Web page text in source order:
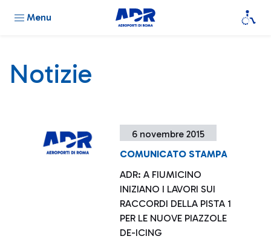
Menu
Notizie
6 novembre 2015
COMUNICATO STAMPA
ADR: A FIUMICINO
INIZIANO I LAVORI SUI
RACCORDI DELLA PISTA 1
PER LE NUOVE PIAZZOLE
DE-ICING